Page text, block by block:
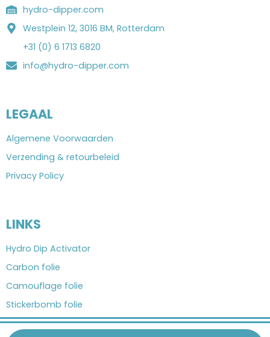
hydro-dipper.com
Westplein 12, 3016 BM, Rotterdam
+31 (0) 6 1713 6820
info@hydro-dipper.com
LEGAAL
Algemene Voorwaarden
Verzending & retourbeleid
Privacy Policy
LINKS
Hydro Dip Activator
Carbon folie
Camouflage folie
Stickerbomb folie